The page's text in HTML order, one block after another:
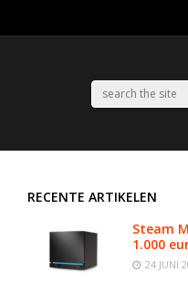
RECENTE ARTIKELEN
Steam
1.000
24 JUNI